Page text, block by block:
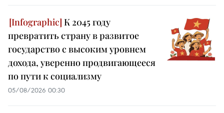
К 2045 году
превратить страну в развитое
государство с высоким уровнем
дохода, уверенно продвигающееся
по пути к социализму
05/08/2026 00:30